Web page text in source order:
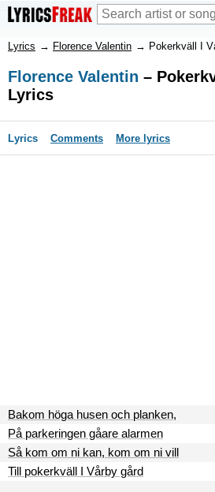
Lyrics → Florence Valentin → Pokerkväll I
Florence Valentin –
Lyrics
Lyrics Comments More lyrics
Bakom höga husen och planken,
På parkeringen gåare alarmen
Så kom om ni kan, kom om ni vill
Till pokerkväll I Vårby gård